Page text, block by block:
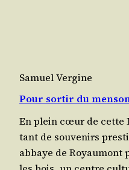
Samuel Vergine
Pour sortir du
En plein cœur de cette
tant de sou­ve­nirs
abbaye de Royau­mont